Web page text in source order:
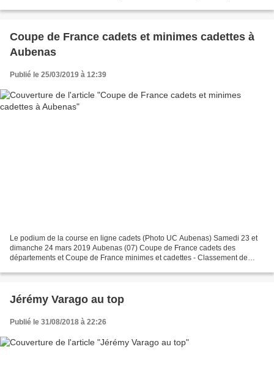
Coupe de France cadets et minimes cadettes à
Aubenas
Publié le 25/03/2019 à 12:39
Le podium de la course en ligne cadets (Photo UC Aubenas) Samedi 23 et
dimanche 24 mars 2019 Aubenas (07) Coupe de France cadets des
départements et Coupe de France minimes et cadettes - Classement de
Jérémy Varago au top
Publié le 31/08/2018 à 22:26